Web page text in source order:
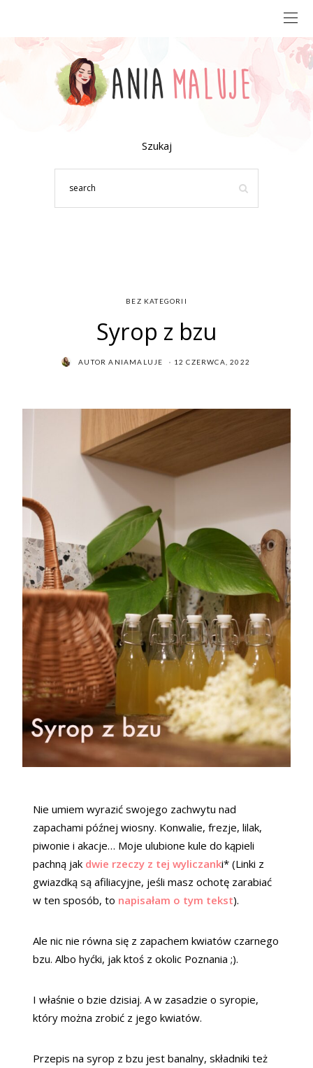
Szukaj
BEZ KATEGORII
Syrop z bzu
AUTORANIAMALUJE
POSTED
12 CZERWCA, 2022
Nie umiem wyrazić swojego zachwytu nad
zapachami późnej wiosny. Konwalie, frezje, lilak,
piwonie i akacje… Moje ulubione kule do kąpieli
pachną jak dwie rzeczy z tej wyliczanki* (Linki z
gwiazdką są afiliacyjne, jeśli masz ochotę zarabiać
w ten sposób, to napisałam o tym tekst).
Ale nic nie równa się z zapachem kwiatów czarnego
bzu. Albo hyćki, jak ktoś z okolic Poznania ;).
I właśnie o bzie dzisiaj. A w zasadzie o syropie,
który można zrobić z jego kwiatów.
Przepis na syrop z bzu jest banalny, składniki też